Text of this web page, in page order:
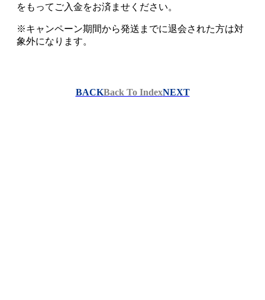
をもってご入金をお済ませください。
※キャンペーン期間から発送までに退会された方は対
象外になります。
BACKBack To IndexNEXT